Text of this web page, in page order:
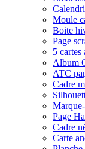
Moule
Boite
Page
5 cartes
Album
ATC
Cadre
Page
Cadre
Carte